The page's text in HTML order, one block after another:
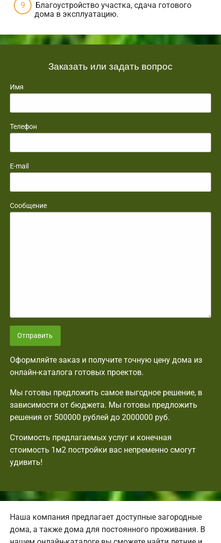
Благоустройство участка, сдача готового
дома в эксплуатацию.
Заказать или задать вопрос
Имя
Телефон
E-mail
Сообщение
Отправить
Оформляйте заказ и получите точную цену дома из
онлайн-каталога готовых проектов.
Мы готовы предложить самое выгодное решение, в
зависимости от бюджета. Мы готовы предложить
решения от 500000 рублей до 2000000 руб.
Стоимость предлагаемых услуг и конечная
стоимость 1м2 постройки вас непременно смогут
удивить!
Наша компания предлагает доступные загородные
дома, а также дома для постоянного проживания. В